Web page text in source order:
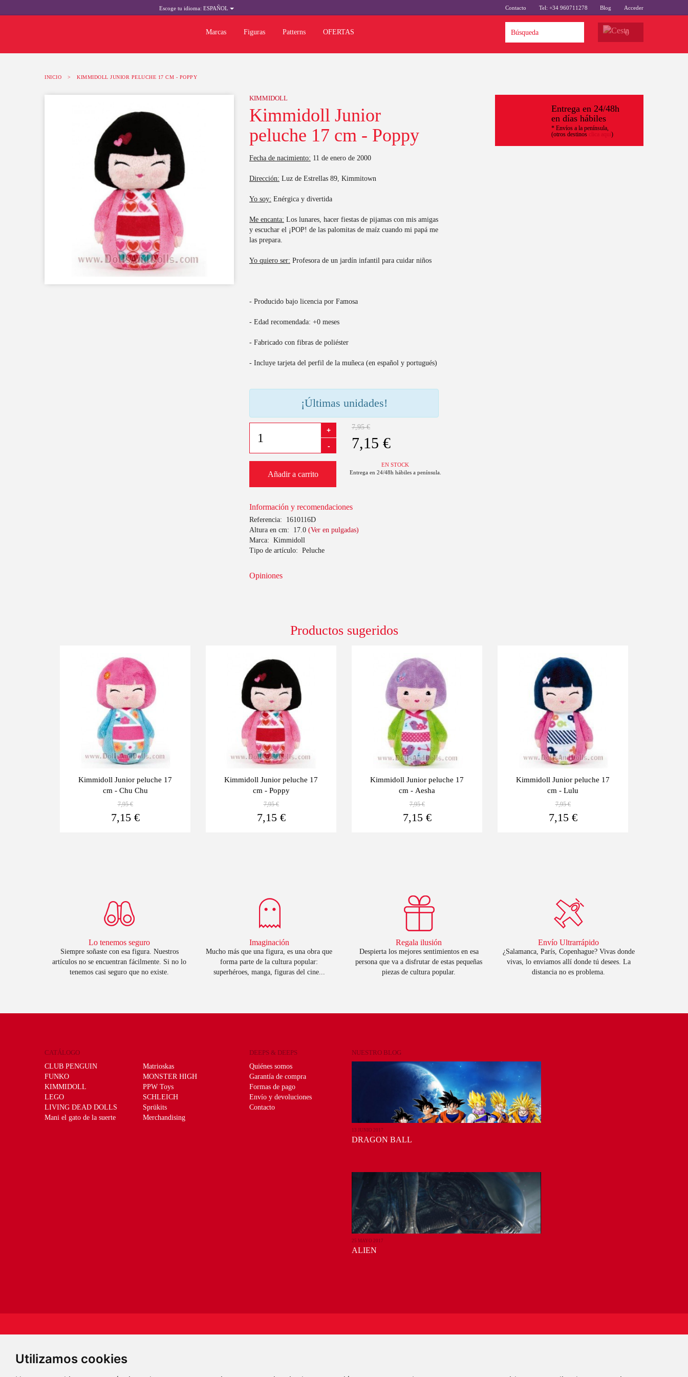
Utilizamos cookies
Escoge tu idioma: ESPAÑOL Contacto Tel: +34 960711278 Blog Acceder
Marcas Figuras Patterns OFERTAS 0
INICIO > KIMMIDOLL JUNIOR PELUCHE 17 CM - POPPY
KIMMIDOLL
Kimmidoll Junior
peluche 17 cm - Poppy
Fecha de nacimiento: 11 de enero de 2000
Dirección: Luz de Estrellas 89, Kimmitown
Yo soy: Enérgica y divertida
Me encanta: Los lunares, hacer fiestas de pijamas con mis amigas
y escuchar el ¡POP! de las palomitas de maíz cuando mi papá me
las prepara.
Yo quiero ser: Profesora de un jardín infantil para cuidar niños
- Producido bajo licencia por Famosa
- Edad recomendada: +0 meses
- Fabricado con fibras de poliéster
- Incluye tarjeta del perfil de la muñeca (en español y portugués)
¡Últimas unidades!
7,95 €
7,15 €
+
-
EN STOCK
Entrega en 24/48h hábiles a península.
Añadir a carrito
Entrega en 24/48h
en días hábiles
* Envíos a la península,
(otros destinos clica aquí)
Información y recomendaciones
Referencia: 1610116D
Altura en cm: 17.0 (Ver en pulgadas)
Marca: Kimmidoll
Tipo de artículo: Peluche
Opiniones
Productos sugeridos
Kimmidoll Junior peluche 17
cm - Chu Chu
7,95 €
7,15 €
Kimmidoll Junior peluche 17
cm - Poppy
7,95 €
7,15 €
Kimmidoll Junior peluche 17
cm - Aesha
7,95 €
7,15 €
Kimmidoll Junior peluche 17
cm - Lulu
7,95 €
7,15 €
Lo tenemos seguro
Siempre soñaste con esa figura. Nuestros
artículos no se encuentran fácilmente. Si no lo
tenemos casi seguro que no existe.
Imaginación
Mucho más que una figura, es una obra que
forma parte de la cultura popular:
superhéroes, manga, figuras del cine...
Regala ilusión
Despierta los mejores sentimientos en esa
persona que va a disfrutar de estas pequeñas
piezas de cultura popular.
Envío Ultrarrápido
¿Salamanca, París, Copenhague? Vivas donde
vivas, lo enviamos allí donde tú desees. La
distancia no es problema.
CATÁLOGO
CLUB PENGUIN
FUNKO
KIMMIDOLL
LEGO
LIVING DEAD DOLLS
Mani el gato de la suerte
Matrioskas
MONSTER HIGH
PPW Toys
SCHLEICH
Sprükits
Merchandising
DEEPS & DEEPS
Quiénes somos
Garantía de compra
Formas de pago
Envío y devoluciones
Contacto
NUESTRO BLOG
13 JUNIO 2017
DRAGON BALL
25 MAYO 2017
ALIEN